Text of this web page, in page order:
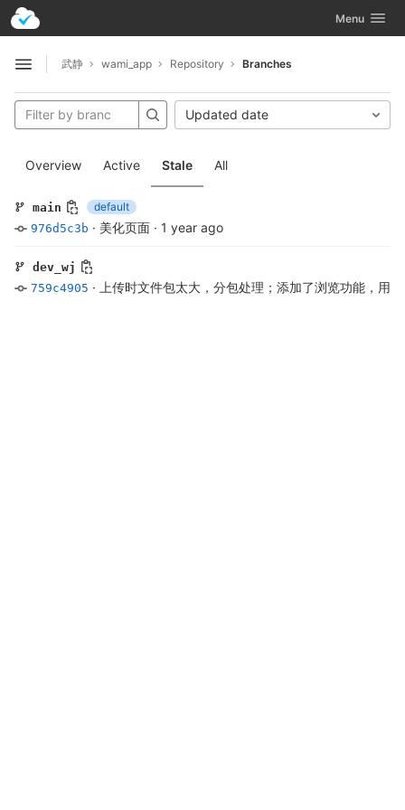
Skip to content
GitLab Toggle
Menu
Open sidebar
武静 wami_app Repository Branches
Overview Active Stale All
Updated date
main
default
976d5c3b · 美化页面 · 1 year ago
dev_wj
759c4905 · 上传时文件包太大，分包处理；添加了浏览功能，用